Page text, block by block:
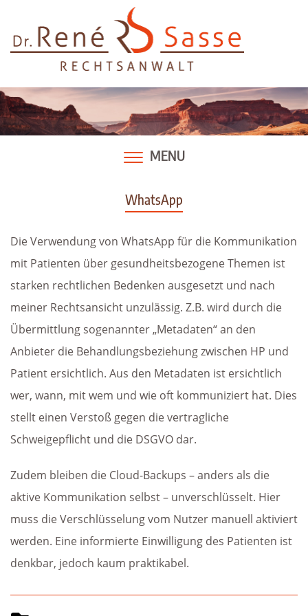
content
MENU
WhatsApp
Die Verwendung von WhatsApp für die Kommunikation
mit Patienten über gesundheitsbezogene Themen ist
starken rechtlichen Bedenken ausgesetzt und nach
meiner Rechtsansicht unzulässig. Z.B. wird durch die
Übermittlung sogenannter „Metadaten“ an den
Anbieter die Behandlungsbeziehung zwischen HP und
Patient ersichtlich. Aus den Metadaten ist ersichtlich
wer, wann, mit wem und wie oft kommuniziert hat. Dies
stellt einen Verstoß gegen die vertragliche
Schweigepflicht und die DSGVO dar.
Zudem bleiben die Cloud-Backups – anders als die
aktive Kommunikation selbst – unverschlüsselt. Hier
muss die Verschlüsselung vom Nutzer manuell aktiviert
werden. Eine informierte Einwilligung des Patienten ist
denkbar, jedoch kaum praktikabel.